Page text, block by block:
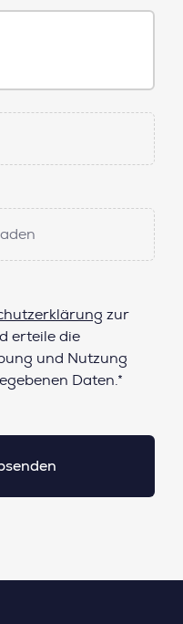
zur
erteile die
und Nutzung
Daten.*